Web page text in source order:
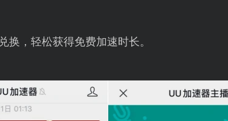
换，轻松获得免费加速时长。